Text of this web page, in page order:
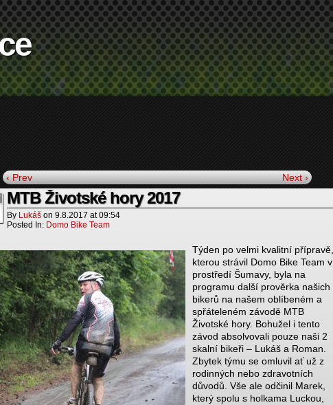
‹ Prev Next ›
MTB Životské hory 2017
By Lukáš on 9.8.2017 at09:54
Posted In: Domo Bike Team
Týden po velmi kvalitní přípravě,
kterou strávil Domo Bike Team v
prostředí Šumavy, byla na
programu další prověrka našich
bikerů na našem oblíbeném a
spřáteleném závodě MTB
Životské hory. Bohužel i tento
závod absolvovali pouze naši 2
skalní bikeři – Lukáš a Roman.
Zbytek týmu se omluvil ať už z
rodinných nebo zdravotních
důvodů. Vše ale odčinil Marek,
který spolu s holkama Luckou,